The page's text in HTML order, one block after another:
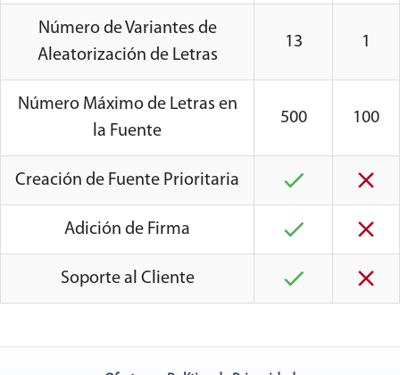
Número de Variantes de
Aleatorización de Letras
13 1
Número Máximo de Letras en
la Fuente
500 100
Creación de Fuente Prioritaria
Adición de Firma
Soporte al Cliente